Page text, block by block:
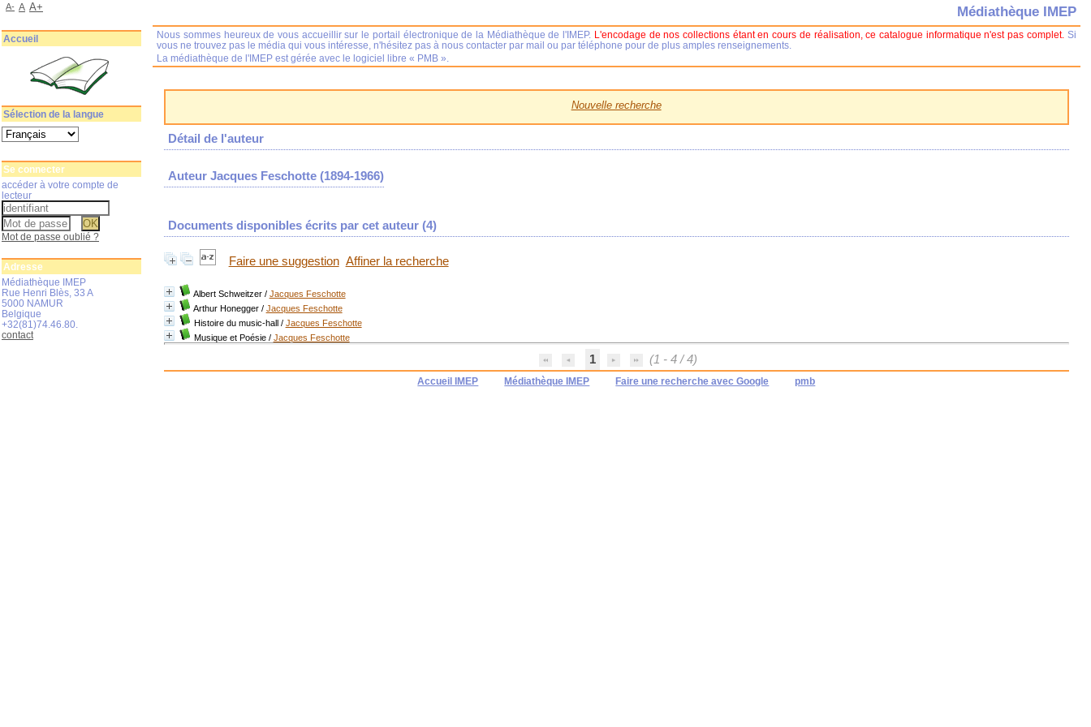
Nouvelle recherche
Détail de l'auteur
Auteur Jacques Feschotte (1894-1966)
Documents disponibles écrits par cet auteur (4)
Faire une suggestion Affiner la recherche
Albert Schweitzer/ Jacques Feschotte
Arthur Honegger/ Jacques Feschotte
Histoire du music-hall/ Jacques Feschotte
Musique et Poésie/ Jacques Feschotte
1 (1 - 4 / 4)
Accueil IMEP Médiathèque IMEP Faire une recherche avec Google pmb
Médiathèque IMEP
Nous sommes heureux de vous accueillir sur le portail électronique de la Médiathèque de l'IMEP. L'encodage de nos collections étant en cours de réalisation, ce catalogue informatique n'est pas complet. Si
vous ne trouvez pas le média qui vous intéresse, n'hésitez pas à nous contacter par mail ou par téléphone pour de plus amples renseignements.
La médiathèque de l'IMEP est gérée avec le logiciel libre « PMB ».
A- A A+
Accueil
Sélection de la langue
Se connecter
accéder à votre compte de
lecteur
Mot de passe oublié ?
Adresse
Médiathèque IMEP
Rue Henri Blès, 33 A
5000 NAMUR
Belgique
+32(81)74.46.80.
contact